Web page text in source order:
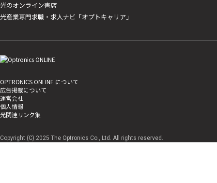
光のオンライン書店
光産業専門求職・求人ナビ「オプトキャリア」
OPTRONICS ONLINE について
広告掲載について
運営会社
個人情報
光関連リンク集
Copyright (C) 2025 The Optronics Co., Ltd. All rights reserved.